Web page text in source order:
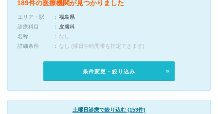
189件の医療機関が見つかりました
エリア・駅
福島県
診療科目
皮膚科
名称
なし
詳細条件
なし (曜日や時間帯を指定できます)
条件変更・絞り込み
土曜日診療で絞り込む (153件)